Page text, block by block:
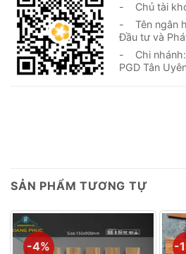
- Chủ tài
- Tên ngân
Đầu tư và
- Chi nhánh:
PGD Tân
SẢN PHẨM TƯƠNG TỰ
-4% -